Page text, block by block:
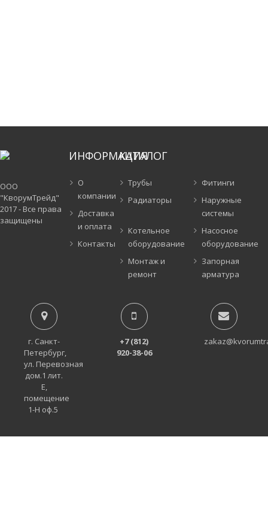
ООО
"КворумТрейд"
2017 - Все права
защищены
ИНФОРМАЦИЯ
О
компании
Доставка
и оплата
Контакты
КАТАЛОГ
Трубы
Фитинги
Радиаторы
Наружные
системы
Котельное
оборудование
Насосное
оборудование
Монтаж и
ремонт
Запорная
арматура
г. Санкт-
Петербург,
ул. Перевозная
дом.1 лит.
Е,
помещение
1-Н оф.5
+7 (812)
920-38-06